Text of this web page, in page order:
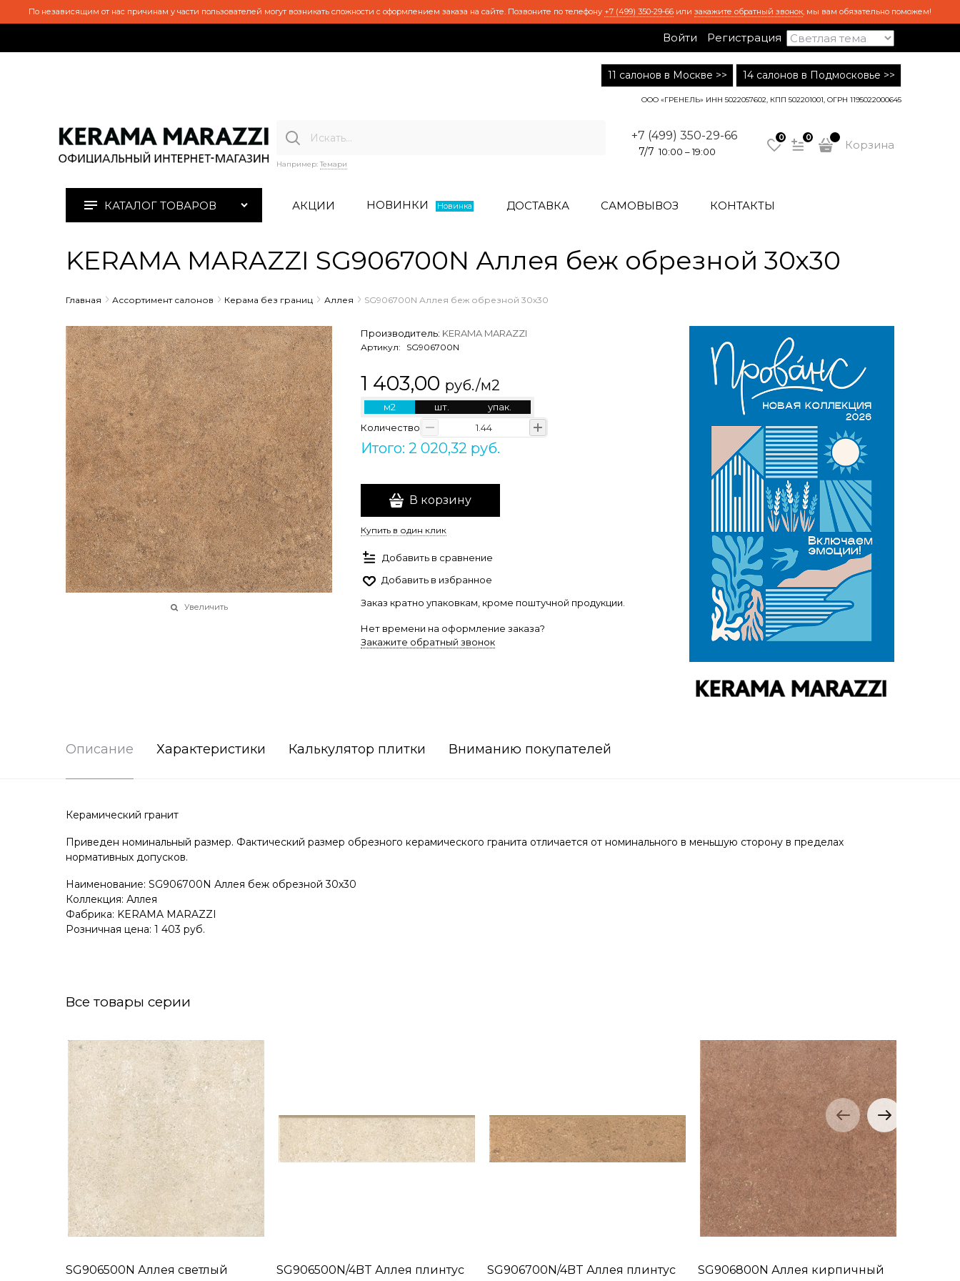
По независящим от нас причинам у части пользователей могут возникать сложности с оформлением заказа на сайте. Позвоните по телефону +7 (499) 350-29-66 или закажите обратный звонок, мы вам обязательно поможем!
Войти Регистрация
11 салонов в Москве >> 14 салонов в Подмосковье >>
ООО «ГРЕНЕЛЬ» ИНН 5022057602, КПП 502201001, ОГРН 1195022000645
Например: Темари
+7 (499) 350-29-66
7/7 10:00 – 19:00
0 0
Корзина
КАТАЛОГ ТОВАРОВ АКЦИИ НОВИНКИ Новинка ДОСТАВКА САМОВЫВОЗ КОНТАКТЫ
KERAMA MARAZZI SG906700N Аллея беж обрезной 30х30
Главная Ассортимент салонов Керама без границ Аллея SG906700N Аллея беж обрезной 30х30
Увеличить
Производитель: KERAMA MARAZZI
Артикул: SG906700N
1 403,00 руб./м2
м2 шт.
упак.
Количество
Итого: 2 020,32 руб.
В корзину
Купить в один клик
Добавить в сравнение
Добавить в избранное
Заказ кратно упаковкам, кроме поштучной продукции.
Нет времени на оформление заказа?
Закажите обратный звонок
Описание Характеристики Калькулятор плитки Вниманию покупателей
Керамический гранит
Приведен номинальный размер. Фактический размер обрезного керамического гранита отличается от номинального в меньшую сторону в пределах
нормативных допусков.
Наименование: SG906700N Аллея беж обрезной 30х30
Коллекция: Аллея
Фабрика: KERAMA MARAZZI
Розничная цена: 1 403 руб.
Все товары серии
SG906500N Аллея светлый
SG906500N/4BT Аллея плинтус
SG906700N/4BT Аллея плинтус
SG906800N Аллея кирпичный